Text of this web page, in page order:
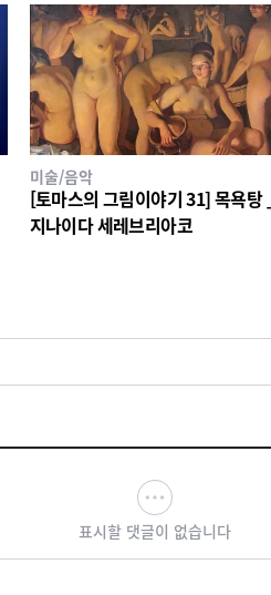
미술/음악
[토마스의 그림이야기 31] 목욕탕 _
지나이다 세레브리아코
표시할 댓글이 없습니다